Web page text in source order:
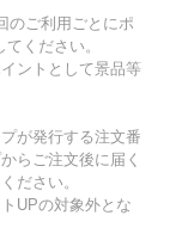
のご利用ごとにポ
ください。
ントとして景品等
が発行する注文番
らご注文後に届く
ださい。
UPの対象外とな